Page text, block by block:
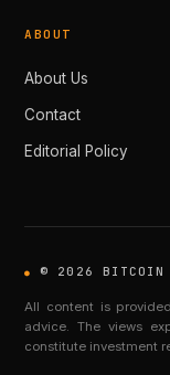
ABOUT
About Us
Contact
Editorial Policy
© 2026 BITCOIN
All content is
advice. The views
constitute investment